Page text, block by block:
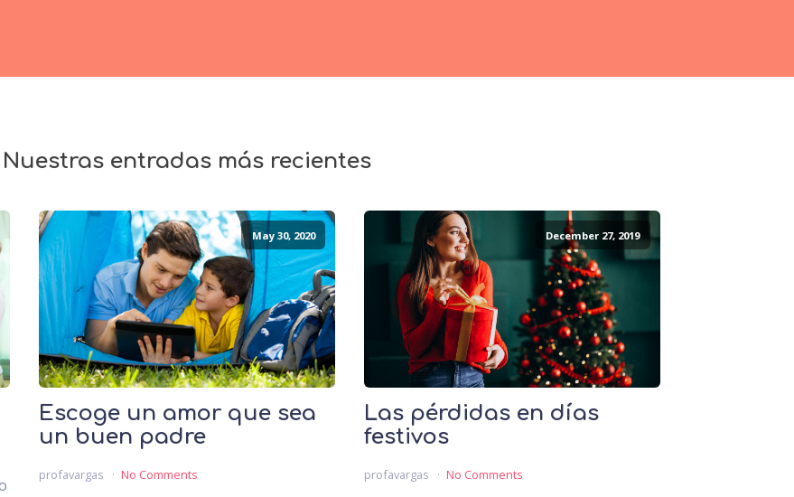
Nuestras entradas más recientes
May 30, 2020
Escoge un amor que sea
un buen padre
profavargas No Comments
December 27, 2019
Las pérdidas en días
festivos
profavargas No Comments